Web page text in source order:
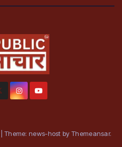
Theme: news-host by Themeansar.